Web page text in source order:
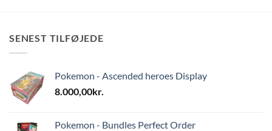
SENEST TILFØJEDE
Pokemon - Ascended heroes Display
8.000,00kr.
Pokemon - Bundles Perfect Order